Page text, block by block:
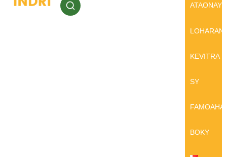
ATAONAY
KEVITRA
SY
BOKY